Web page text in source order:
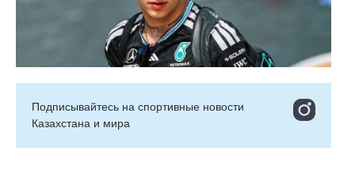
Подписывайтесь на cпортивные новости
Казахстана и мира